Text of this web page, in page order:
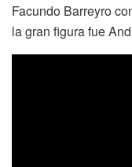
Facundo Barreyro
la gran figura fue